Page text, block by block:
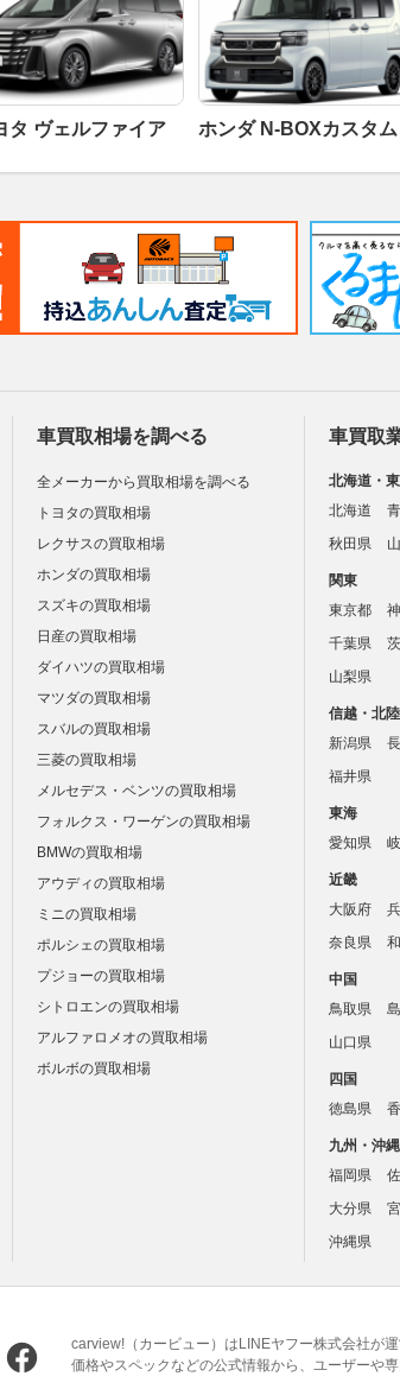
タ ヴェルファイア ホンダ N-BOXカスタム
車買取相場を調べる
全メーカーから買取相場を調べる
トヨタの買取相場
レクサスの買取相場
ホンダの買取相場
スズキの買取相場
日産の買取相場
ダイハツの買取相場
マツダの買取相場
スバルの買取相場
三菱の買取相場
メルセデス・ベンツの買取相場
フォルクス・ワーゲンの買取相場
BMWの買取相場
アウディの買取相場
ミニの買取相場
ポルシェの買取相場
プジョーの買取相場
シトロエンの買取相場
アルファロメオの買取相場
ボルボの買取相場
車買取
北海道・
北海道
秋田県
関東
東京都
千葉県
山梨県
信越・北陸
新潟県
福井県
東海
愛知県
近畿
大阪府
奈良県
中国
鳥取県
山口県
四国
徳島県
九州・沖縄
福岡県
大分県
沖縄県
carview!（カービュー）はLINEヤフー株式会社が
価格やスペックなどの公式情報から、ユーザーや